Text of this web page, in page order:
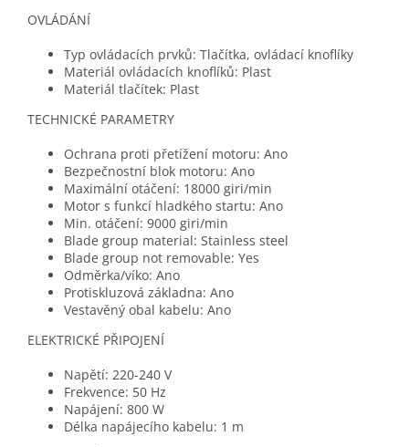
OVLÁDÁNÍ
Typ ovládacích prvků: Tlačítka, ovládací knoflíky
Materiál ovládacích knoflíků: Plast
Materiál tlačítek: Plast
TECHNICKÉ PARAMETRY
Ochrana proti přetížení motoru: Ano
Bezpečnostní blok motoru: Ano
Maximální otáčení: 18000 giri/min
Motor s funkcí hladkého startu: Ano
Min. otáčení: 9000 giri/min
Blade group material: Stainless steel
Blade group not removable: Yes
Odměrka/víko: Ano
Protiskluzová základna: Ano
Vestavěný obal kabelu: Ano
ELEKTRICKÉ PŘIPOJENÍ
Napětí: 220-240 V
Frekvence: 50 Hz
Napájení: 800 W
Délka napájecího kabelu: 1 m